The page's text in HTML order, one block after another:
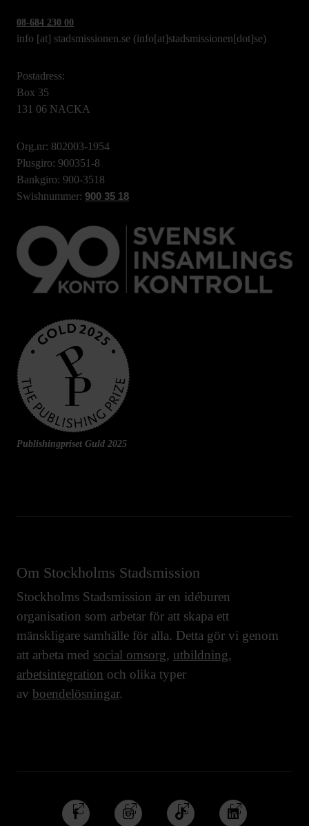
08-684 230 00
info [at] stadsmissionen.se (info[at]stadsmissionen[dot]se)
Postadress:
Box 35
131 06 NACKA
Org.nr: 802003-1954
Plusgiro: 900351-8
Bankgiro: 900-3518
Swishnummer: 900 35 18
Publishingpriset Guld 2025
Om Stockholms Stadsmission
Stockholms Stadsmission är en idéburen
organisation som arbetar för att skapa ett
mänskligare samhälle för alla. Detta gör vi genom
att arbeta med social omsorg, utbildning,
arbetsintegration och olika typer
av boendelösningar.
Följ
Följ
Följ
Följ